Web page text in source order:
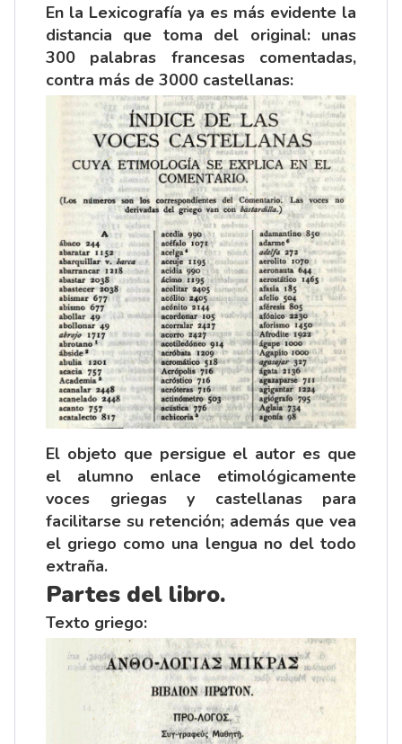
En la Lexicografía ya es más evidente la
distancia que toma del original: unas
300 palabras francesas comentadas,
contra más de 3000 castellanas:
El objeto que persigue el autor es que
el alumno enlace etimológicamente
voces griegas y castellanas para
facilitarse su retención; además que vea
el griego como una lengua no del todo
extraña.
Partes del libro.
Texto griego: